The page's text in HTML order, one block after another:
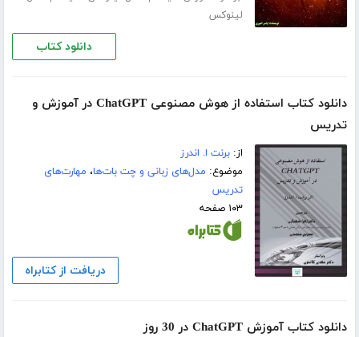
لینوکس
دانلود کتاب
دانلود کتاب استفاده از هوش مصنوعی ChatGPT در آموزش و
تدریس
از:برنت ا. اندرز
موضوع: مدل‌های زبانی و چت بات‌ها، مهارت‌های
تدریس
۱۰۳ صفحه
دریافت از کتابراه
دانلود کتاب آموزش ChatGPT در 30 روز